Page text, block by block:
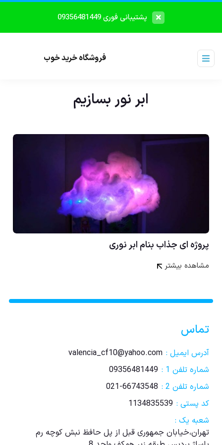
پشتیبانی فوری 09356481449
فروشگاه خرید خوب
ابر نور بسازیم
پروژه ای جذاب بنام ابر نوری
مشاهده بیشتر
تماس
آدرس ایمیل : valencia_cf10@yahoo.com
شماره تلفن 1 :
09356481449
شماره تلفن 2 :
021-66743548
کد پستی : 1134835539
شعبه یک :
تهران،خیابان جمهوری قبل از پل حافظ نبش کوچه رم